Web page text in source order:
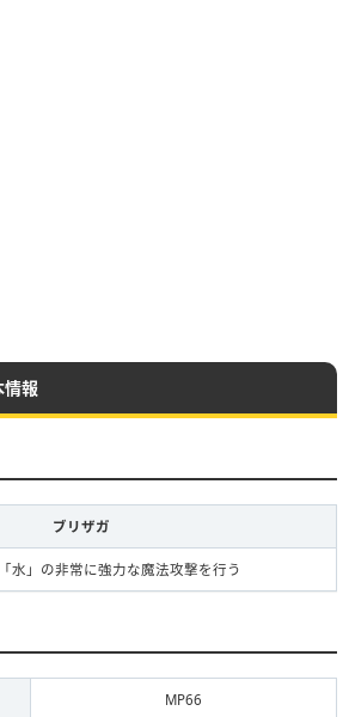
情報
ブリザガ
水」の非常に強力な魔法攻撃を行う
MP66